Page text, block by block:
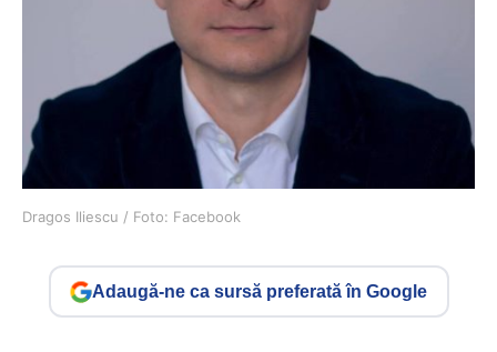
Dragos Iliescu / Foto: Facebook
Adaugă-ne ca sursă preferată în Google